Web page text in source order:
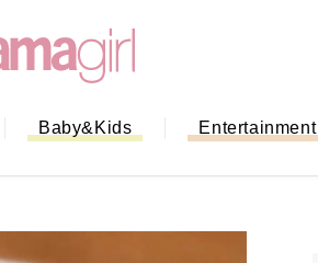
Baby&Kids Entertainment